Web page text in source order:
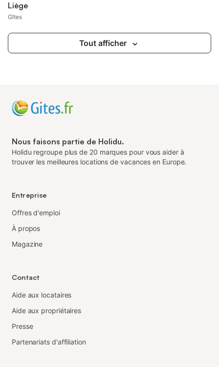
Liège
Gîtes
Tout afficher
Nous faisons partie de Holidu.
Holidu regroupe plus de 20 marques pour vous aider à
trouver les meilleures locations de vacances en Europe.
Entreprise
Offres d'emploi
À propos
Magazine
Contact
Aide aux locataires
Aide aux propriétaires
Presse
Partenariats d'affiliation